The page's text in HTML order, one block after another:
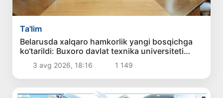
Ta'lim
Belarusda xalqaro hamkorlik yangi bosqichga
ko‘tarildi: Buxoro davlat texnika universiteti
delegatsiyasining xizmat safari samarali
yakunlandi
3 avg 2026, 18:16 1 149